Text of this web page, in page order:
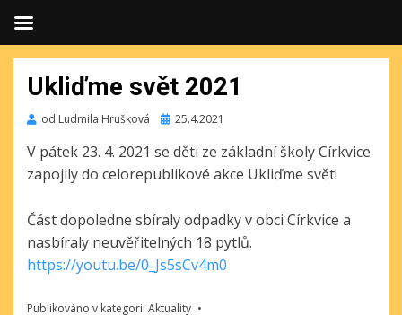
Ukliďme svět 2021
od Ludmila Hrušková Publikováno
25.4.2021
V pátek 23. 4. 2021 se děti ze základní školy Církvice
zapojily do celorepublikové akce Ukliďme svět!
Část dopoledne sbíraly odpadky v obci Církvice a
nasbíraly neuvěřitelných 18 pytlů.
https://youtu.be/0_Js5sCv4m0
Publikováno v kategorii Aktuality